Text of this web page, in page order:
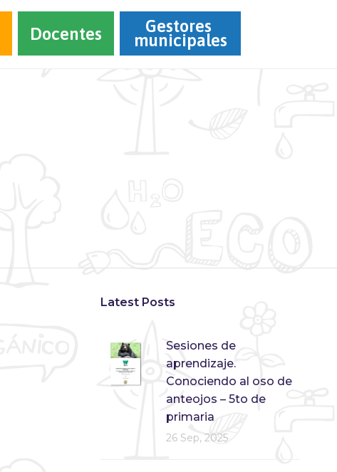
Docentes Gestores
municipales
Latest Posts
Sesiones de
aprendizaje.
Conociendo al oso de
anteojos – 5to de
primaria
26 Sep, 2025